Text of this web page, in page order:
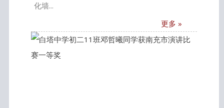
化墙...
更多 »